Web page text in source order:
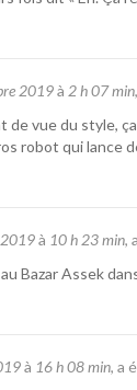
2019à 2 h 07 min
de vue du style,
robot qui lance
à 10 h 23 min,
Bazar Assek
à 16 h 08 min, a